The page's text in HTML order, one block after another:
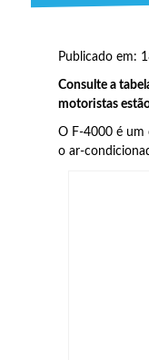
Publicado em:
Consulte a
motoristas
O F-4000 é um
o ar-